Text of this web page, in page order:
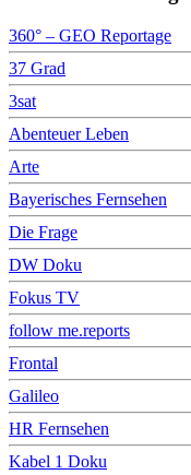
360° – GEO Reportage
37 Grad
3sat
Abenteuer Leben
Arte
Bayerisches Fernsehen
Die Frage
DW Doku
Fokus TV
follow me.reports
Frontal
Galileo
HR Fernsehen
Kabel 1 Doku